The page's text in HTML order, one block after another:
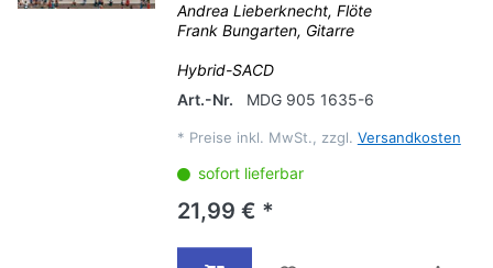
Andrea Lieberknecht, Flöte
Frank Bungarten, Gitarre
Hybrid-SACD
Art.-Nr.
MDG 905 1635-6
* Preise inkl. MwSt., zzgl. Versandkosten
sofort lieferbar
21,99 € *